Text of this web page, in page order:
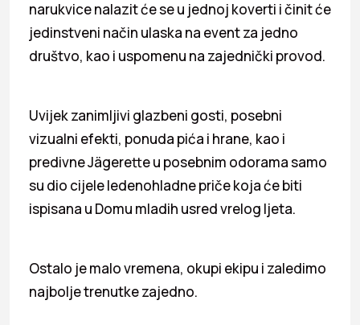
narukvice nalazit će se u jednoj koverti i činit će
jedinstveni način ulaska na event za jedno
društvo, kao i uspomenu na zajednički provod.
Uvijek zanimljivi glazbeni gosti, posebni
vizualni efekti, ponuda pića i hrane, kao i
predivne Jägerette u posebnim odorama samo
su dio cijele ledenohladne priče koja će biti
ispisana u Domu mladih usred vrelog ljeta.
Ostalo je malo vremena, okupi ekipu i zaledimo
najbolje trenutke zajedno.